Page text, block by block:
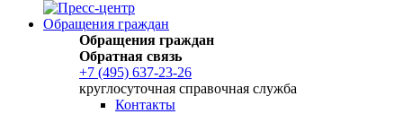
Обращения граждан
Обращения граждан
Обратная связь
+7 (495) 637-23-26
круглосуточная справочная служба
Контакты